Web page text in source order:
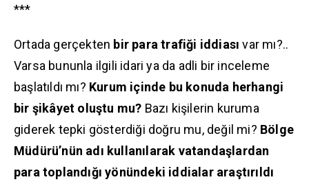
***
Ortada gerçekten bir para trafiği iddiası var mı?..
Varsa bununla ilgili idari ya da adli bir inceleme
başlatıldı mı? Kurum içinde bu konuda herhangi
bir şikâyet oluştu mu? Bazı kişilerin kuruma
giderek tepki gösterdiği doğru mu, değil mi? Bölge
Müdürü’nün adı kullanılarak vatandaşlardan
para toplandığı yönündeki iddialar araştırıldı